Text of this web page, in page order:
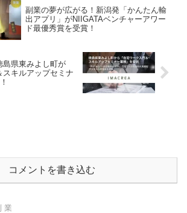
にサバイバルガイドです。
副業の夢が広がる！新潟発「かんたん輸
出アプリ」がNIIGATAベンチャーアワー
ド最優秀賞を受賞！
島県東みよし町が
スキルアップセミナ
コメントを書き込む
業